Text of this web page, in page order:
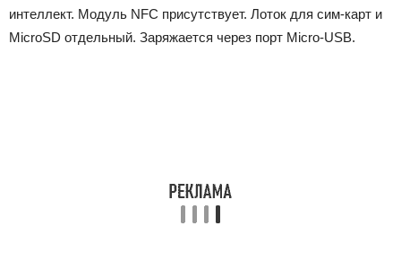
интеллект. Модуль NFC присутствует. Лоток для сим-карт и
MicroSD отдельный. Заряжается через порт Micro-USB.